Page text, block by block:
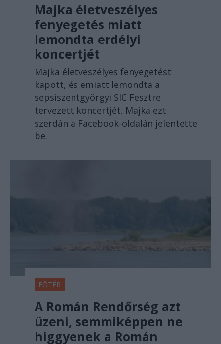
Majka életveszélyes
fenyegetés miatt
lemondta erdélyi
koncertjét
Majka életveszélyes fenyegetést
kapott, és emiatt lemondta a
sepsiszentgyörgyi SIC Fesztre
tervezett koncertjét. Majka ezt
szerdán a Facebook-oldalán jelentette
be.
FŐTÉR
A Román Rendőrség azt
üzeni, semmiképpen ne
higgyenek a Román